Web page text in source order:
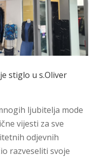
stiglo u s.Oliver
ljubitelja mode
vijesti za sve
odjevnih
razveseliti svoje